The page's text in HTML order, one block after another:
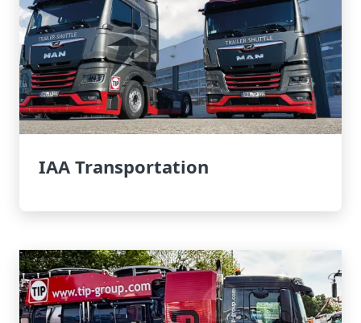
IAA Transportation